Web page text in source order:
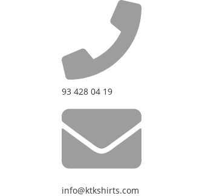
93 428 04 19
info@ktkshirts.com